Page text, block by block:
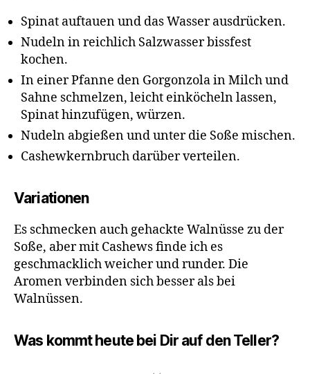
Spinat auftauen und das Wasser ausdrücken.
Nudeln in reichlich Salzwasser bissfest
kochen.
In einer Pfanne den Gorgonzola in Milch und
Sahne schmelzen, leicht einköcheln lassen,
Spinat hinzufügen, würzen.
Nudeln abgießen und unter die Soße mischen.
Cashewkernbruch darüber verteilen.
Variationen
Es schmecken auch gehackte Walnüsse zu der
Soße, aber mit Cashews finde ich es
geschmacklich weicher und runder. Die
Aromen verbinden sich besser als bei
Walnüssen.
Was kommt heute bei Dir auf den Teller?